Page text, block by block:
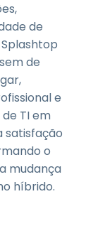
de
de
e
TI em
satisfação
o
mudança
híbrido.